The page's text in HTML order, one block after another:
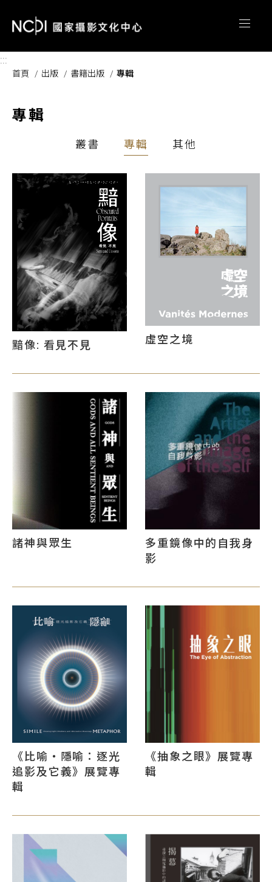
:::
首頁 出版 書籍出版 專輯
叢書 專輯 其他
專輯
黯像: 看見不見 虛空之境
諸神與眾生
多重鏡像中的自我身
影
《比喻‧隱喻：逐光
追影及它義》展覽專
輯
《抽象之眼》展覽專
輯